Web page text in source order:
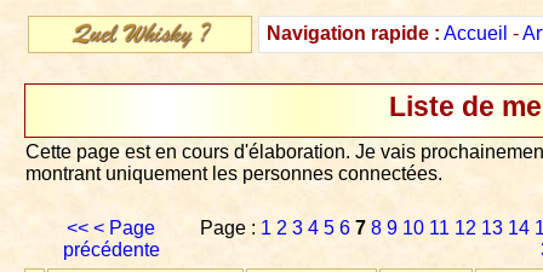
Navigation rapide : Accueil -
Liste de
Cette page est en cours d'élaboration. Je vais
montrant uniquement les personnes connectées.
<< < Page
précédente
Page : 1 2 3 4 5 6 7 8 9 10 11 12 13 14